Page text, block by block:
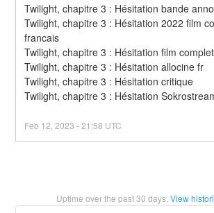
Twilight, chapitre 3 : Hésitation bande
Twilight, chapitre 3 : Hésitation 2022 film
francais
Twilight, chapitre 3 : Hésitation film
Twilight, chapitre 3 : Hésitation allocine fr
Twilight, chapitre 3 : Hésitation critique
Twilight, chapitre 3 : Hésitation
Feb 12 ,2023 -21:58 UTC
Uptime over the past30 days. View